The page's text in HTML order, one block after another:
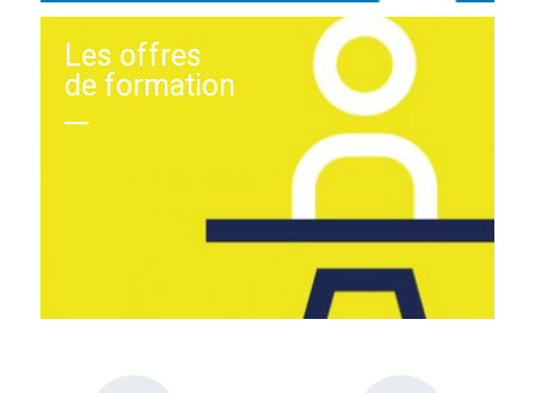
Les offres
de formation